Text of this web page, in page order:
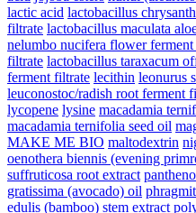
lactic acid lactobacillus
filtrate lactobacillus maculata
nelumbo nucifera flower
filtrate lactobacillus taraxacum
ferment filtrate lecithin leonurus
leuconostoc/radish root ferment
lycopene lysine macadamia
macadamia ternifolia seed oil
MAKE ME BIO maltodextrin
oenothera biennis (evening
suffruticosa root extract
gratissima (avocado) oil
edulis (bamboo) stem extract